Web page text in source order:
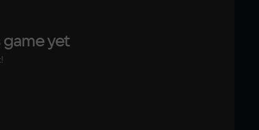
game yet